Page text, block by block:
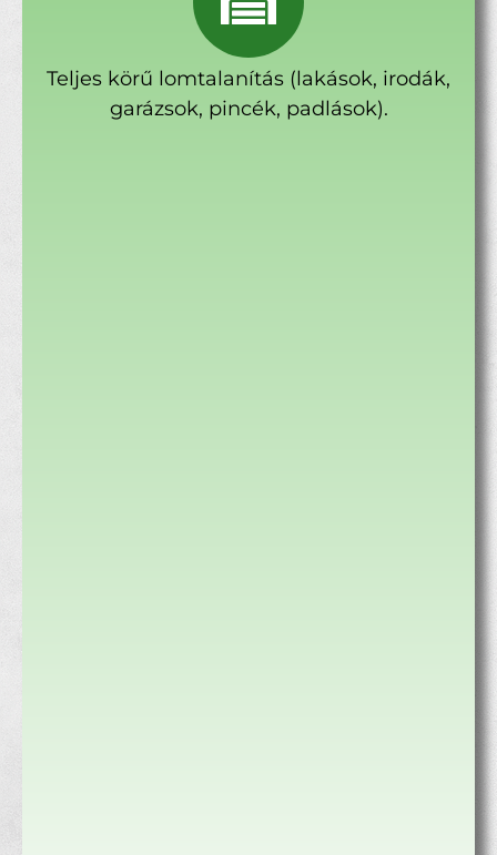
Teljes körű lomtalanítás (lakások, irodák,
garázsok, pincék, padlások).